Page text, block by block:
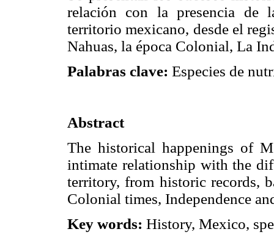
relación con la presencia de
territorio mexicano, desde el
Nahuas, la época Colonial, La
Palabras clave: Especies de
Abstract
The historical happenings of
intimate relationship with the
territory, from historic records,
Colonial times, Independence
Key words: History, Mexico,